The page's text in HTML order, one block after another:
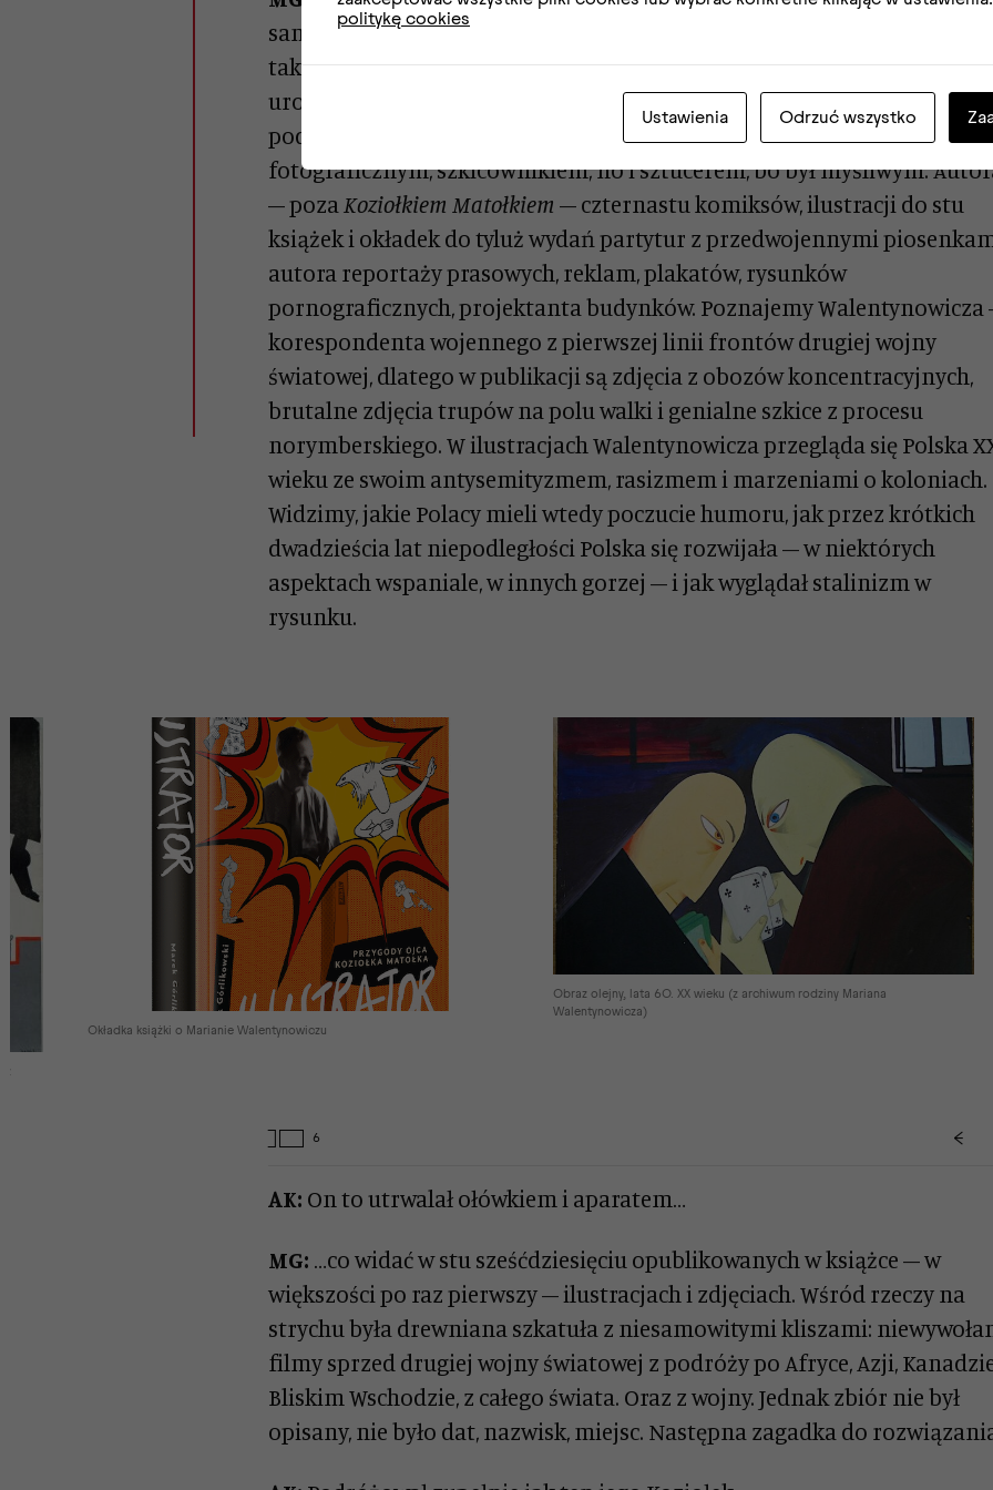
samo z siebie. Trzeba najpierw wpaść na pomysł, mieć plan, jak dojść do
takiego odkrycia, przekonać krewnych… Powstała książka o życiu
urodzonego w XIX wieku, żołnierza trzech wojen, pisarza, dziennikarza,
podróżnika odwiedzającego najdalsze zakątki świata, zawsze z
fotograficznym, szkicownikiem, no i sztucerem, bo był myśliwym.
– poza Koziołkiem Matołkiem – czternastu komiksów, ilustracji do stu
książek i okładek do tyluż wydań partytur z przedwojennymi
autora reportaży prasowych, reklam, plakatów, rysunków
pornograficznych, projektanta budynków. Poznajemy Walentynowicza
korespondenta wojennego z pierwszej linii frontów drugiej wojny
światowej, dlatego w publikacji są zdjęcia z obozów koncentracyjnych,
brutalne zdjęcia trupów na polu walki i genialne szkice z procesu
norymberskiego. W ilustracjach Walentynowicza przegląda się Polska
wieku ze swoim antysemityzmem, rasizmem i marzeniami o koloniach.
Widzimy, jakie Polacy mieli wtedy poczucie humoru, jak przez krótkich
dwadzieścia lat niepodległości Polska się rozwijała – w niektórych
aspektach wspaniale, w innych gorzej – i jak wyglądał stalinizm w
rysunku.
Okładka książki o Marianie Walentynowiczu
Obraz olejny, lata 60. XX wieku (z archiwum rodziny Mariana
Walentynowicza)
AK: On to utrwalał ołówkiem i aparatem…
MG: …co widać w stu sześćdziesięciu opublikowanych w książce – w
większości po raz pierwszy – ilustracjach i zdjęciach. Wśród rzeczy na
strychu była drewniana szkatuła z niesamowitymi kliszami:
filmy sprzed drugiej wojny światowej z podróży po Afryce, Azji,
Bliskim Wschodzie, z całego świata. Oraz z wojny. Jednak zbiór nie był
opisany, nie było dat, nazwisk, miejsc. Następna zagadka do
politykę cookies
Ustawienia Odrzuć wszystko